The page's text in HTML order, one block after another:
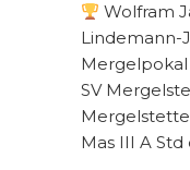
Wolfram
Lindemann-
Mergelpokal
SV
Mas III A Std